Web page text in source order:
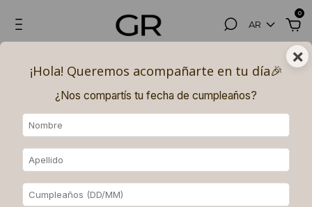
AR
0
PAGOS SIN INTERÉS con MERCADO PAGO.
Buzos
Buzos
×
¡Hola! Queremos acompañarte en tu día🎉​
¿Nos compartís tu fecha de cumpleaños?